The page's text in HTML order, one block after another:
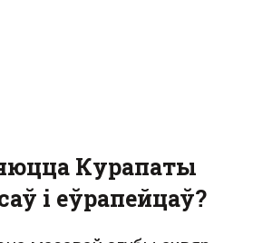
Курапаты
і еўрапейцаў?